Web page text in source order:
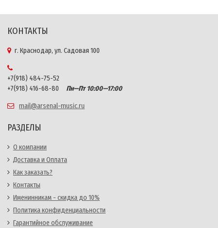
КОНТАКТЫ
г. Краснодар, ул. Садовая 100
+7(918) 484-75-52
+7(918) 416-68-80
Пн—Пт 10:00—17:00
mail@arsenal-music.ru
РАЗДЕЛЫ
О компании
Доставка и Оплата
Как заказать?
Контакты
Именинникам - скидка до 10%
Политика конфиденциальности
Гарантийное обслуживание